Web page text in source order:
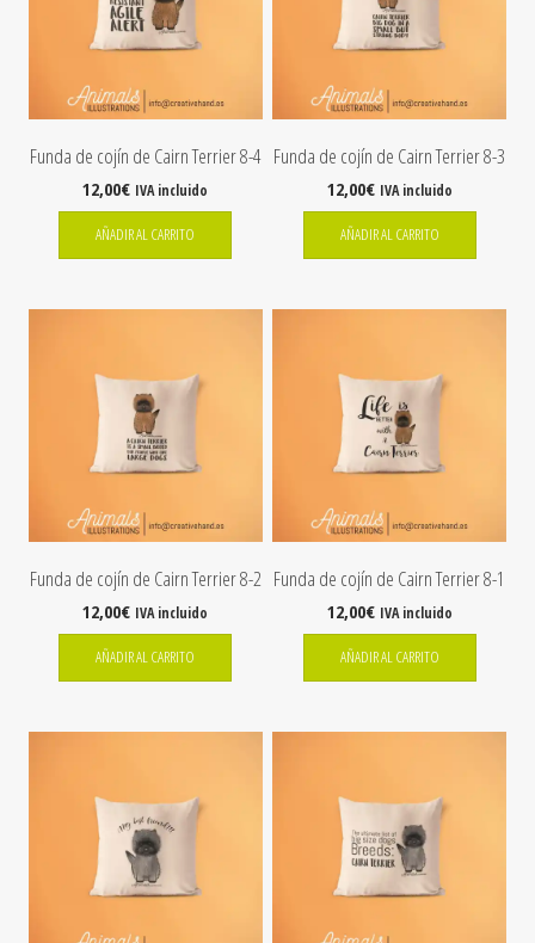
Funda de cojín de Cairn Terrier 8-4
12,00€ IVA incluido
AÑADIR AL CARRITO
Funda de cojín de Cairn Terrier 8-3
12,00€ IVA incluido
AÑADIR AL CARRITO
Funda de cojín de Cairn Terrier 8-2
12,00€ IVA incluido
AÑADIR AL CARRITO
Funda de cojín de Cairn Terrier 8-1
12,00€ IVA incluido
AÑADIR AL CARRITO